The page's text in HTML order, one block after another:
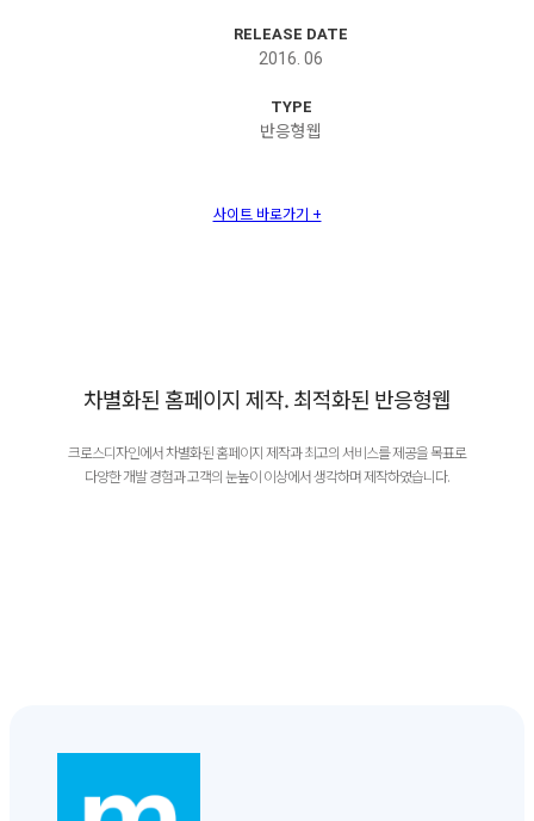
RELEASE DATE
2016. 06
TYPE
반응형웹
사이트 바로가기 +
차별화된 홈페이지 제작. 최적화된 반응형웹
크로스디자인에서 차별화된 홈페이지 제작과 최고의 서비스를 제공을 목표로
다양한 개발 경험과 고객의 눈높이 이상에서 생각하며 제작하였습니다.